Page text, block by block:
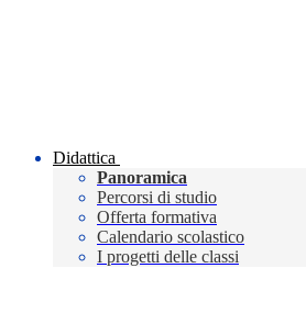
Didattica
Panoramica
Percorsi di studio
Offerta formativa
Calendario scolastico
I progetti delle classi